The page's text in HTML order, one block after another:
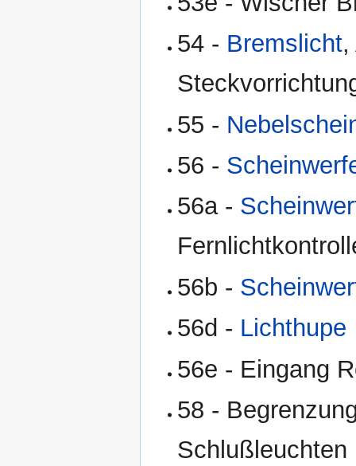
54 - Bremslicht,
55 -
56 -
56a -
56b -
56d - Lichthupe
56e - Eingang
58 -
Schlußleuchten